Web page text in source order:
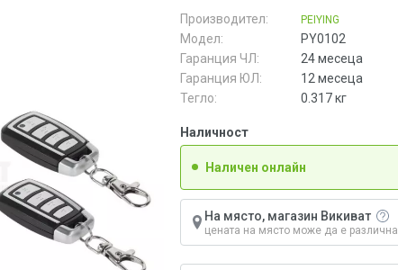
Производител: PEIYING
Модел:
PY0102
Гаранция ЧЛ:
24 месеца
Гаранция ЮЛ:
12 месеца
Тегло:
0.317кг
Наличност
Наличен онлайн
На място, магазин Викиват
цената на място може да е различна